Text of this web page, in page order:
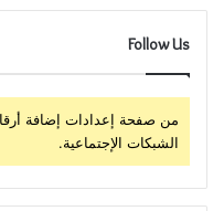
Follow Us
من صفحة إعدادات إضافة
الشبكات الإجتماعية.